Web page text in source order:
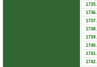
1735.
1736.
1737.
1738.
1739.
1740.
1741.
1742.